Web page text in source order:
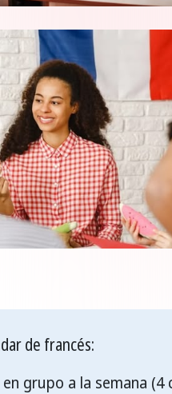
de francés:
grupo a la semana (4